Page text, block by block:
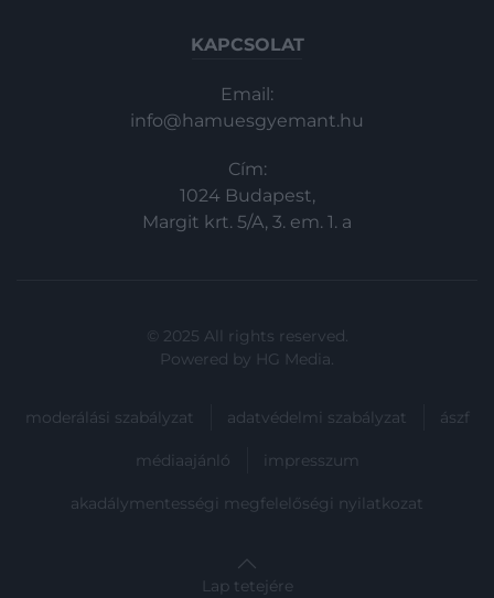
KAPCSOLAT
Email:
info@hamuesgyemant.hu
Cím:
1024 Budapest,
Margit krt. 5/A, 3. em. 1. a
© 2025 All rights reserved.
Powered by HG Media.
moderálási szabályzat adatvédelmi szabályzat ászf
médiaajánló impresszum
akadálymentességi megfelelőségi nyilatkozat
Lap tetejére